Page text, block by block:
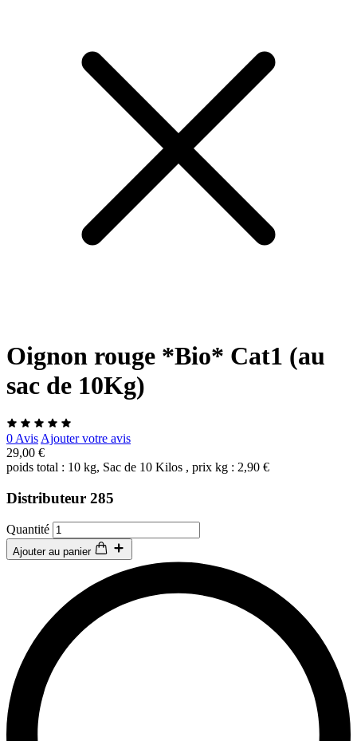
Oignon rouge *Bio* Cat1 (au
sac de 10Kg)
0 Avis Ajouter votre avis
29,00 €
poids total : 10 kg, Sac de 10 Kilos , prix kg : 2,90 €
Distributeur 285
Quantité
Ajouter au panier